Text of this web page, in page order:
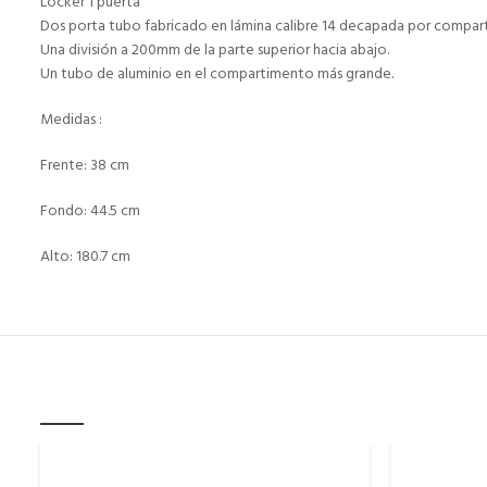
Dos porta tubo fabricado en lámina calibre 14 decapada por
Una división a 200mm de la parte superior hacia abajo.
Un tubo de aluminio en el compartimento más grande.
Medidas :
Frente: 38 cm
Fondo: 44.5 cm
Alto: 180.7 cm